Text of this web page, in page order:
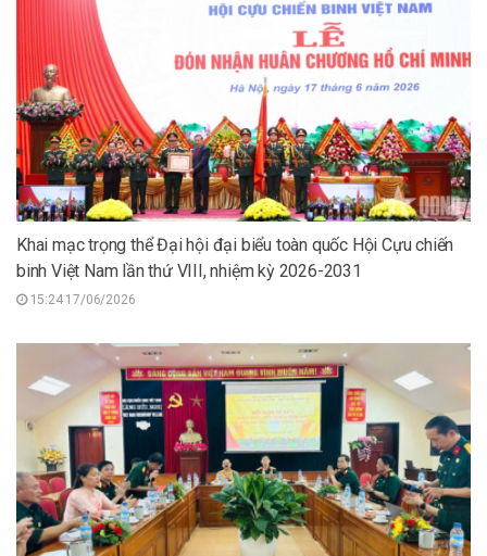
Khai mạc trọng thể Đại hội đại biểu toàn quốc Hội Cựu chiến
binh Việt Nam lần thứ VIII, nhiệm kỳ 2026-2031
15:24 17/06/2026